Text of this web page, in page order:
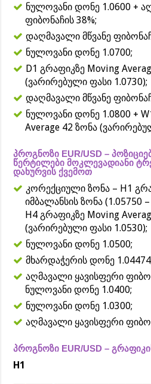
ნულოვანი დონე 1.0600 +
ფიბონაჩის 38%;
დაღმავალი მწვანე
ნულოვანი დონე 1.0700;
D1 გრაფიკზე Moving
(ვარირებული ფასი 1.0730);
დაღმავალი მწვანე
ნულოვანი დონე 1.0800 +
Average 42 ზონა
პროგნოზი EUR/USD –
წერტილები მოკლევადიანი
დახურვის ქვემოთ
კორექციული ზონა – H1
იმბალანსის ზონა (1.05750
H4 გრაფიკზე Moving
(ვარირებული ფასი 1.0530);
ნულოვანი დონე 1.0500;
მხარდაჭერის დონე
აღმავალი ყავისფერი
ნულოვანი დონე 1.0400;
ნულოვანი დონე 1.0300;
აღმავალი ყავისფერი
პროგნოზი EUR/USD –
H1